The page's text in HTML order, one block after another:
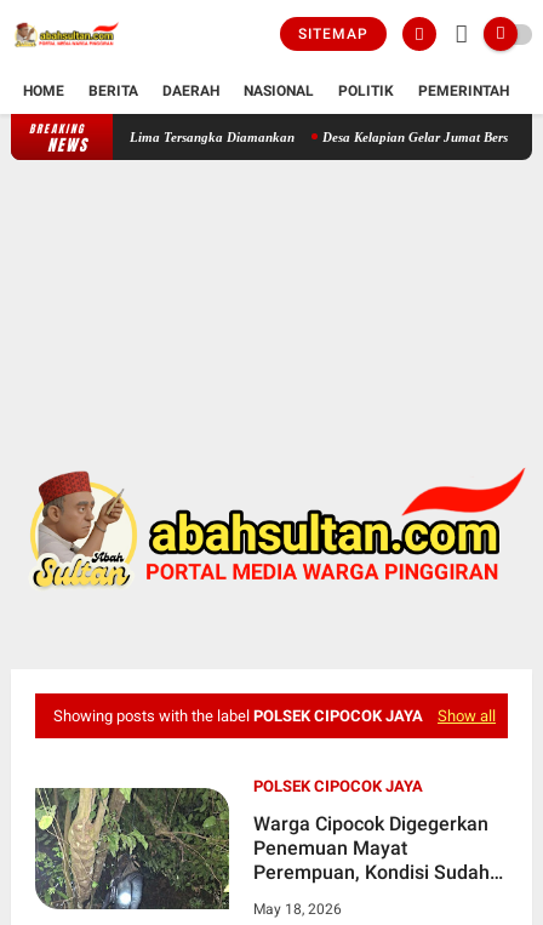
SITEMAP
HOME BERITA DAERAH NASIONAL POLITIK PEMERINTAH
BREAKING
NEWS Polsek Cikande Bongkar Komplotan Pencuri Besi Bangunan, Lima
Showing posts with the label POLSEK CIPOCOK JAYA Show all
POLSEK CIPOCOK JAYA
Warga Cipocok Digegerkan
Penemuan Mayat
Perempuan, Kondisi Sudah
May 18, 2026